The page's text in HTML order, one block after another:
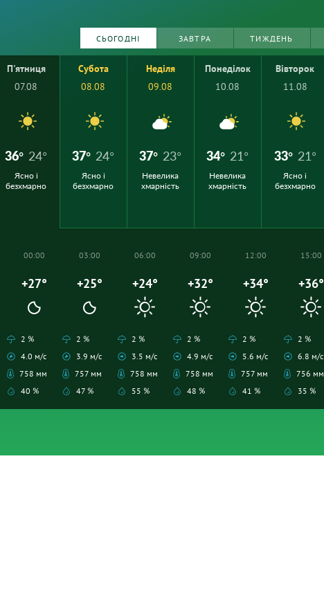
СЬОГОДНІ ЗАВТРА ТИЖДЕНЬ
П'ятниця
07.08
36° 24°
Ясно і
безхмарно
Субота
08.08
37° 24°
Ясно і
безхмарно
Неділя
09.08
37° 23°
Невелика
хмарність
Понеділок
10.08
34° 21°
Невелика
хмарність
Вівторок
11.08
33° 21°
Ясно і
безхмарно
00:00
+27°
2 %
4.0 м/с
758 мм
40 %
03:00
+25°
2 %
3.9 м/с
757 мм
47 %
06:00
+24°
2 %
3.5 м/с
758 мм
55 %
09:00
+32°
2 %
4.9 м/с
758 мм
48 %
12:00
+34°
2 %
5.6 м/с
757 мм
41 %
15:00
+36°
2 %
6.8 м/с
756 мм
35 %